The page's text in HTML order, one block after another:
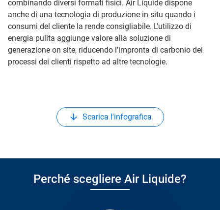
combinando diversi formati fisici. Air Liquide dispone
anche di una tecnologia di produzione in situ quando i
consumi del cliente la rende consigliabile. L'utilizzo di
energia pulita aggiunge valore alla soluzione di
generazione on site, riducendo l'impronta di carbonio dei
processi dei clienti rispetto ad altre tecnologie.
Scarica l'infografica
Perché scegliere Air Liquide?